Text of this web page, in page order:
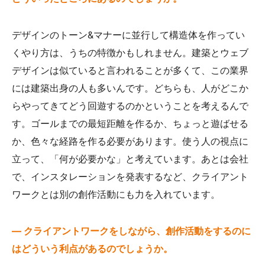
デザインのトーン&マナーに並行して構造体を作ってい
くやり方は、うちの特徴かもしれません。建築とウェブ
デザインは似ていると言われることが多くて、この業界
には建築出身の人も多いんです。どちらも、人がどこか
らやってきてどう回遊するのかということを考えるんで
す。ゴールまでの最短距離を作るか、ちょっと遊ばせる
か、色々な経路を作る必要があります。使う人の視点に
立って、「何が必要かな」と考えています。あとは会社
で、インスタレーションを発表するなど、クライアント
ワークとは別の創作活動にも力を入れています。
— クライアントワークをしながら、創作活動をするのに
はどういう利点があるのでしょうか。